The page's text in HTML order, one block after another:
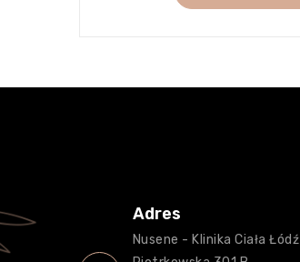
Adres
Nusene - Klinika Ciała Łódź